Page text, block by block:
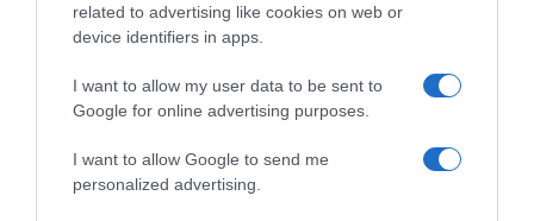
related to advertising like cookies on web or
device identifiers in apps.
I want to allow my user data to be sent to
Google for online advertising purposes.
I want to allow Google to send me
personalized advertising.
ispuniti ga dobrom energijom koja će uticati na povezivanje
ukućana sa prirodom.
Drvo novca u Feng šuiu predstavlja bogatstvo i napredak, ali i
privlači poglede i prečišćava vazduh.